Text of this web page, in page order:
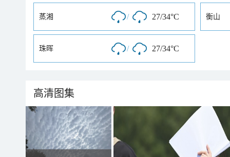
蒸湘 / 27/34°C 衡山
珠晖 / 27/34°C
高清图集